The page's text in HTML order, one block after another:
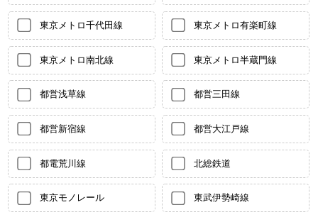
東京メトロ千代田線 東京メトロ有楽町線
東京メトロ南北線 東京メトロ半蔵門線
都営浅草線 都営三田線
都営新宿線 都営大江戸線
都電荒川線 北総鉄道
東京モノレール 東武伊勢崎線